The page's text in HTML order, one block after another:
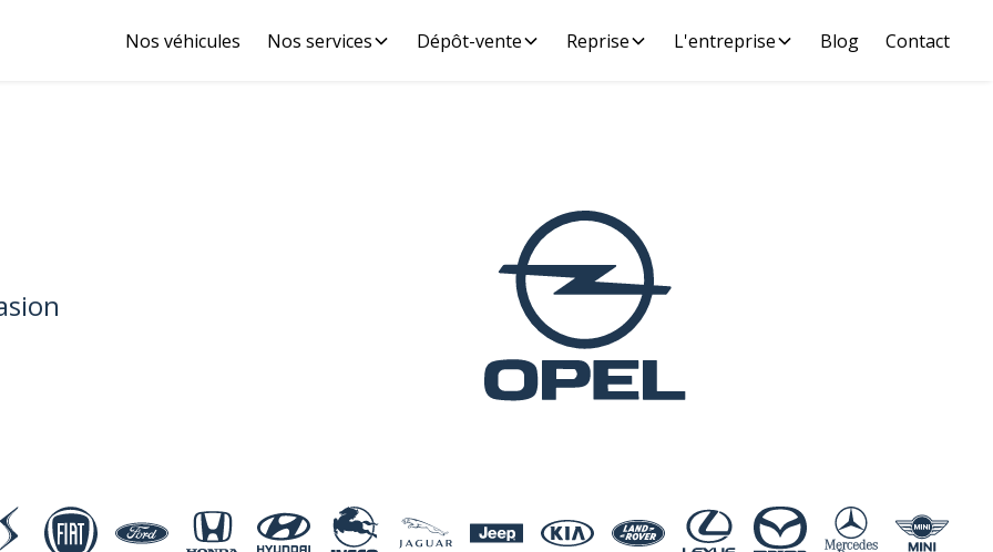
Nos véhicules Nos services Dépôt-vente Reprise L'entreprise Blog Contact